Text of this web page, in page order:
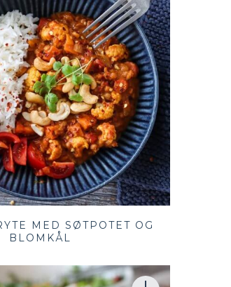
MED SØTPOTET OG
BLOMKÅL